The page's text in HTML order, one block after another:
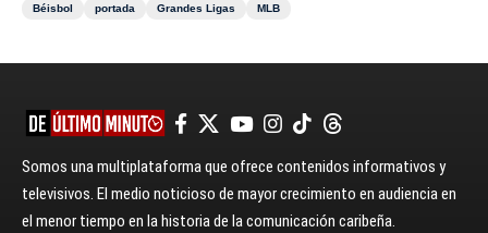
Béisbol
portada Grandes Ligas MLB
Somos una multiplataforma que ofrece contenidos informativos y
televisivos. El medio noticioso de mayor crecimiento en audiencia en
el menor tiempo en la historia de la comunicación caribeña.